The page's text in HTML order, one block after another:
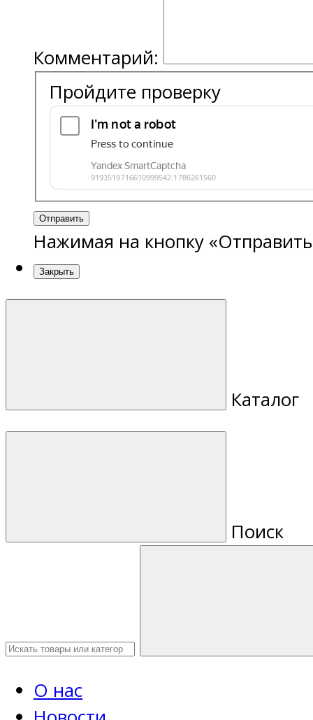
Комментарий:
Пройдите проверку
Отправить
Нажимая на кнопку
Закрыть
Каталог
Поиск
О нас